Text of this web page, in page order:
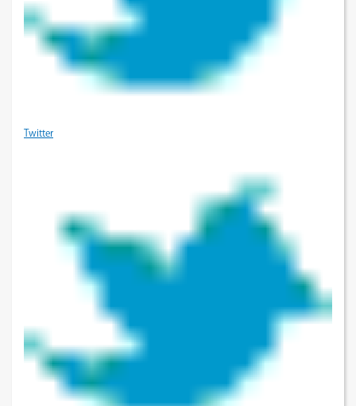
Twitter